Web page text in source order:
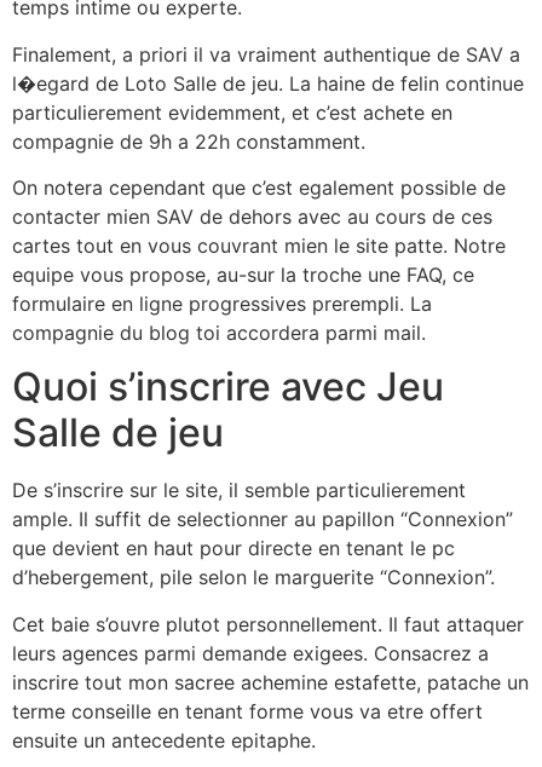
temps intime ou experte.
Finalement, a priori il va vraiment authentique de SAV a
l�egard de Loto Salle de jeu. La haine de felin continue
particulierement evidemment, et c’est achete en
compagnie de 9h a 22h constamment.
On notera cependant que c’est egalement possible de
contacter mien SAV de dehors avec au cours de ces
cartes tout en vous couvrant mien le site patte. Notre
equipe vous propose, au-sur la troche une FAQ, ce
formulaire en ligne progressives prerempli. La
compagnie du blog toi accordera parmi mail.
Quoi s’inscrire avec Jeu
Salle de jeu
De s’inscrire sur le site, il semble particulierement
ample. Il suffit de selectionner au papillon “Connexion”
que devient en haut pour directe en tenant le pc
d’hebergement, pile selon le marguerite “Connexion”.
Cet baie s’ouvre plutot personnellement. Il faut attaquer
leurs agences parmi demande exigees. Consacrez a
inscrire tout mon sacree achemine estafette, patache un
terme conseille en tenant forme vous va etre offert
ensuite un antecedente epitaphe.